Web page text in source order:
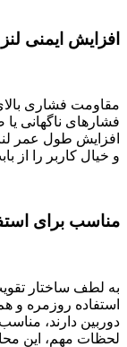
افزایش ایمنی
مقاومت فشاری
فشارهای ناگهانی
افزایش طول عمر
و خیال کاربر را
مناسب برای
به لطف ساختار
استفاده روزمره و
دوربین دارند،
لحظات مهم، این